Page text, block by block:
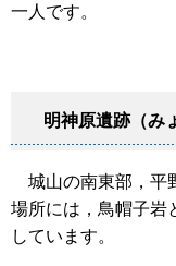
一人です。
明神原遺跡（み
城山の南東部，平
場所には，鳥帽子岩
しています。